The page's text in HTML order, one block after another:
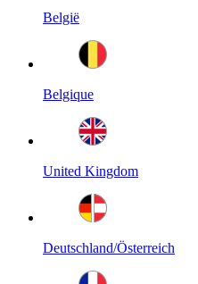
België
Belgique
United Kingdom
Deutschland/Österreich